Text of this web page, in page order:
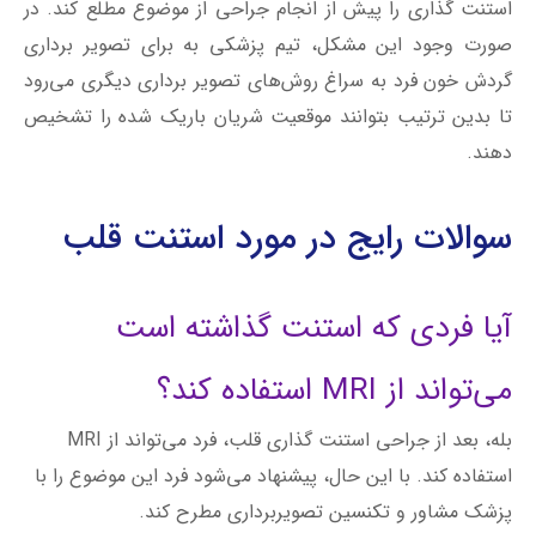
سوالات رایج در مورد استنت قلب
آیا فردی که استنت گذاشته است
بله، بعد از جراحی استنت گذاری قلب، فرد می‌تواند از MRI
استفاده کند. با این حال، پیشنهاد می‌شود فرد این موضوع را با
آیا استنت می‌تواند موجب فعال شدن
دستگاه‌های تشخیص فلزات شود؟
استنت‌های تمام فلزی و استنت‌های پلیمری قابل جذب،
نمی‌توانند گیت‌های تشخیص فلزات را فعال کنند. بنابرین راه